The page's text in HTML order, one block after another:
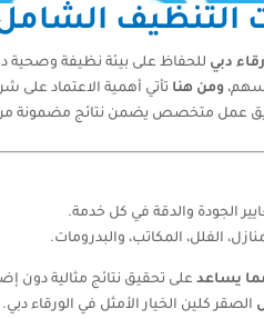
التنظيف
دبي للحفاظ على بيئة نظيفة وصحية
ومن هنا تأتي أهمية الاعتماد على
عمل متخصص يضمن نتائج مضمونة من
الجودة والدقة في كل خدمة.
الفلل، المكاتب، والبدرومات.
يساعد على تحقيق نتائج مثالية دون
الصقر كلين الخيار الأمثل في الورقاء دبي.